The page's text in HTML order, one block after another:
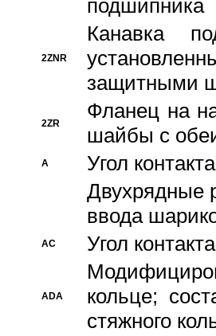
подшипника
2ZNR
Канавка
защитными
2ZR
Фланец на
шайбы с
A
Угол
Двухрядные
ввода
AC Угол
ADA
кольце;
стяжного